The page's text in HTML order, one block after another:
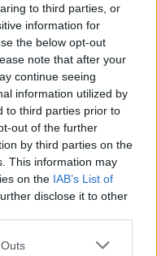
to third parties, or
information for
the below opt-out
note that after your
continue seeing
information utilized by
to third parties prior to
out of the further
by third parties on the
This information may
on the IAB’s List of
disclose it to other
one or more Google
EZ A
VAGY A
EZT HASZNÁLJÁK A
EBBŐL A FŐZŐVÍZBE,